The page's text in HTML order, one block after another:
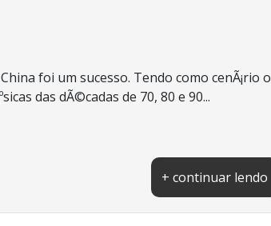
foi um sucesso. Tendo como cenÃ¡rio o
das dÃ©cadas de 70, 80 e 90...
+ continuar lendo